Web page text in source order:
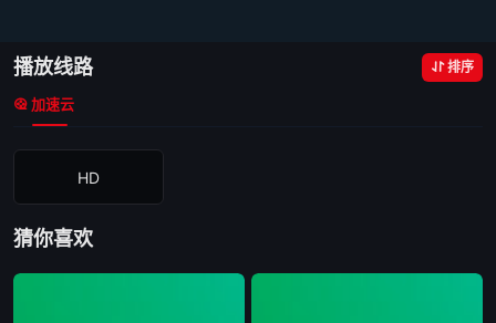
播放线路 排序
加速云
HD
猜你喜欢